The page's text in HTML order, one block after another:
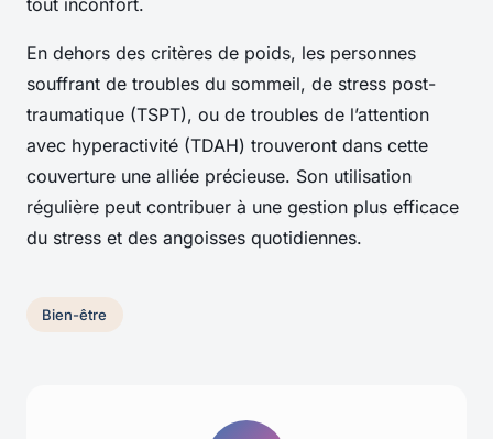
tout inconfort.
En dehors des critères de poids, les personnes
souffrant de troubles du sommeil, de stress post-
traumatique (TSPT), ou de troubles de l’attention
avec hyperactivité (TDAH) trouveront dans cette
couverture une alliée précieuse. Son utilisation
régulière peut contribuer à une gestion plus efficace
du stress et des angoisses quotidiennes.
Bien-être